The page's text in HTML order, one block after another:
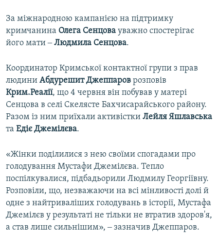
За міжнародною кампанією на підтримку
кримчанина Олега Сенцова уважно спостерігає
його мати ‒Людмила Сенцова.
Координатор Кримської контактної групи з прав
людини Абдурешит Джеппаров розповів
Крим.Реалії, що 4 червня він побував у матері
Сенцова в селі Скелясте Бахчисарайського району.
Разом із ним приїхали активістки Лейля Яшлавська
та Едіє Джемілєва.
«Жінки поділилися з нею своїми спогадами про
голодування Мустафи Джемілєва. Тепло
поспілкувалися, підбадьорили Людмилу Георгіївну.
Розповіли, що, незважаючи на всі мінливості долі й
одне з найтриваліших голодувань в історії, Мустафа
Джемілєв у результаті не тільки не втратив здоров'я,
а став лише сильнішим», ‒ зазначив Джеппаров.